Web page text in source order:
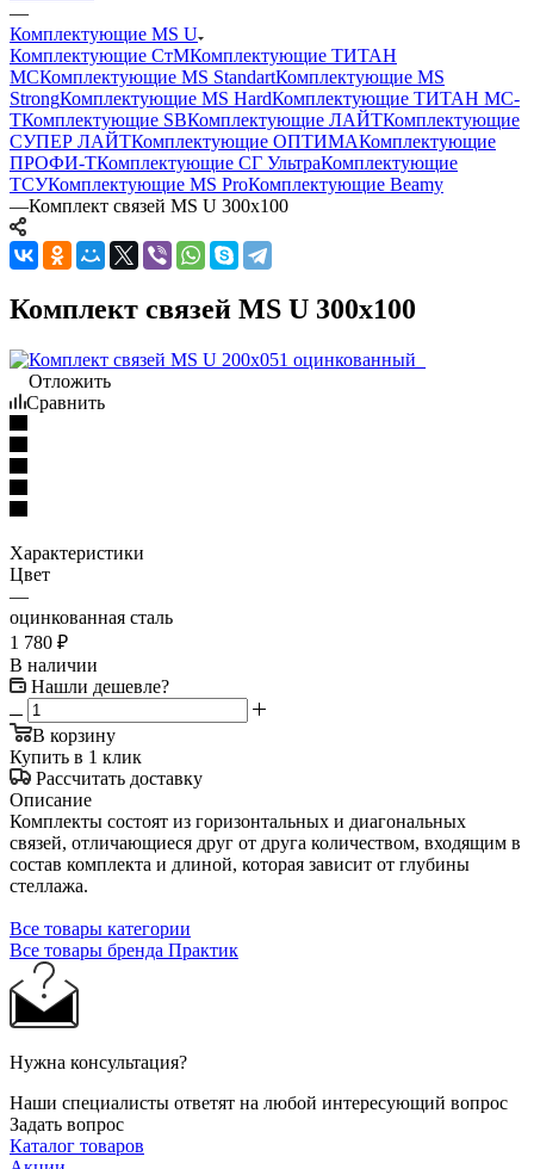
—
Комплектующие MS U
Комплектующие СтМКомплектующие ТИТАН
МСКомплектующие MS StandartКомплектующие MS
StrongКомплектующие MS HardКомплектующие ТИТАН МС-
ТКомплектующие SBКомплектующие ЛАЙТКомплектующие
СУПЕР ЛАЙТКомплектующие ОПТИМАКомплектующие
ПРОФИ-ТКомплектующие СГ УльтраКомплектующие
ТСУКомплектующие MS ProКомплектующие Beamy
—Комплект связей MS U 300x100
Комплект связей MS U 300x100
Отложить
Сравнить
Характеристики
Цвет
—
оцинкованная сталь
1 780 ₽
В наличии
Нашли дешевле?
В корзину
Купить в 1 клик
Рассчитать доставку
Описание
Комплекты состоят из горизонтальных и диагональных
связей, отличающиеся друг от друга количеством, входящим в
состав комплекта и длиной, которая зависит от глубины
стеллажа.
Все товары категории
Все товары бренда Практик
Нужна консультация?
Наши специалисты ответят на любой интересующий вопрос
Задать вопрос
Каталог товаров